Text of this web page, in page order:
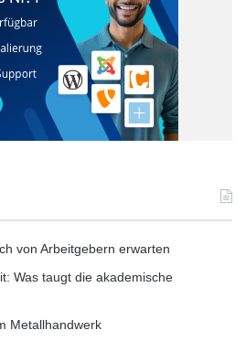
von Arbeitgebern erwarten
Was taugt die akademische
Metallhandwerk